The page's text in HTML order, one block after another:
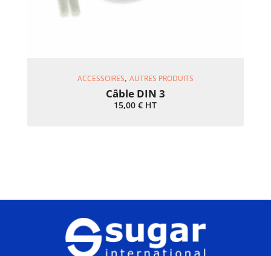
Ajouter Au Panier
ACCESSOIRES, AUTRES PRODUITS
Câble DIN 3
15,00€ HT